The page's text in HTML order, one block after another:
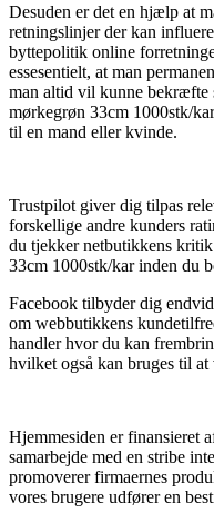
Desuden er det en hjælp at
retningslinjer der kan
byttepolitik online
essesentielt, at man
man altid vil kunne bekræfte
mørkegrøn 33cm 1000stk/
til en mand eller kvinde.
Trustpilot giver dig tilpas
forskellige andre kunders
du tjekker netbutikkens
33cm 1000stk/kar inden du
Facebook tilbyder dig
om webbutikkens
handler hvor du kan
hvilket også kan bruges til
Hjemmesiden er finansieret
samarbejde med en stribe
promoverer firmaernes
vores brugere udfører en